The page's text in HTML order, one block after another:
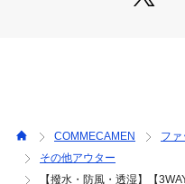
3シーズン活躍できる3WAY
伝統的な英国生地で、ビジ
す。
COMMECAMEN ファ
その他アウター
【撥水・防風・透湿】【